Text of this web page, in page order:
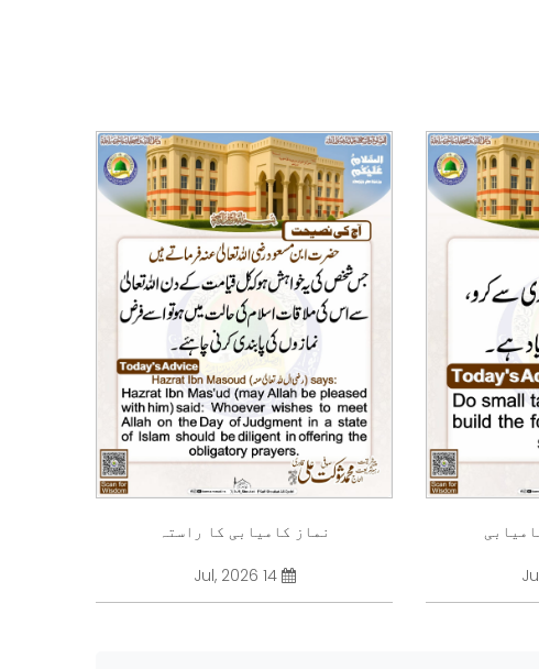
نماز کامیابی کا راستہ
14 Jul, 2026